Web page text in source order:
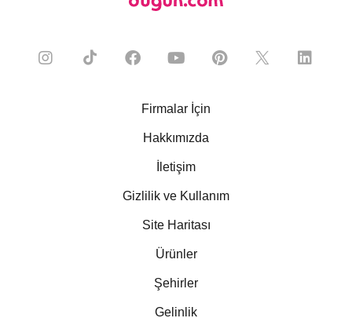
Firmalar İçin
Hakkımızda
İletişim
Gizlilik ve Kullanım
Site Haritası
Ürünler
Şehirler
Gelinlik